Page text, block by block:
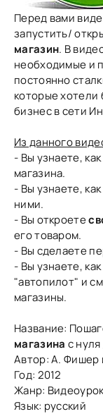
Перед вами
запустить/
магазин. В
необходимые и
постоянно
которые хотели
бизнес в сети
Из данного
- Вы узнаете,
магазина.
- Вы узнаете,
ними.
- Вы откроете
его товаром.
- Вы сделаете
- Вы узнаете,
"автопилот" и
магазины.
Название:
магазина с
Автор: А. Фишер
Год: 2012
Жанр:
Язык: русский